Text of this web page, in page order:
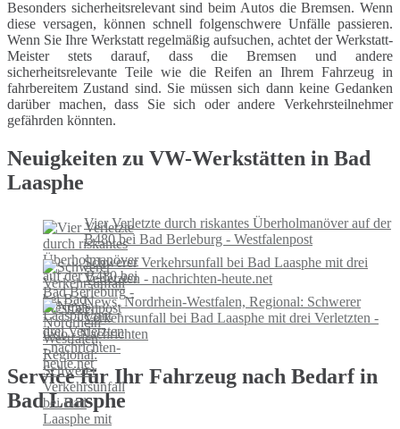
Besonders sicherheitsrelevant sind beim Autos die Bremsen. Wenn
diese versagen, können schnell folgenschwere Unfälle passieren.
Wenn Sie Ihre Werkstatt regelmäßig aufsuchen, achtet der Werkstatt-
Meister stets darauf, dass die Bremsen und andere
sicherheitsrelevante Teile wie die Reifen an Ihrem Fahrzeug in
fahrbereitem Zustand sind. Sie müssen sich dann keine Gedanken
darüber machen, dass Sie sich oder andere Verkehrsteilnehmer
gefährden könnten.
Neuigkeiten zu VW-Werkstätten in Bad
Laasphe
Vier Verletzte durch riskantes Überholmanöver auf der
B480 bei Bad Berleburg - Westfalenpost
Schwerer Verkehrsunfall bei Bad Laasphe mit drei
Verletzten - nachrichten-heute.net
News, Nordrhein-Westfalen, Regional: Schwerer
Verkehrsunfall bei Bad Laasphe mit drei Verletzten -
tixio - Nachrichten
Service für Ihr Fahrzeug nach Bedarf in
Bad Laasphe